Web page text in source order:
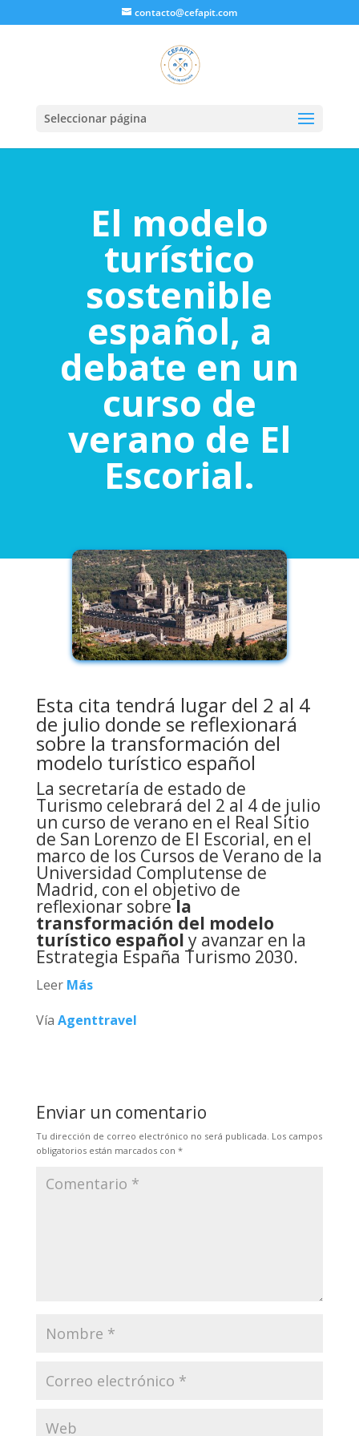
contacto@cefapit.com
Seleccionar página
El modelo
turístico
sostenible
español, a
debate en un
curso de
verano de El
Escorial.
Esta cita tendrá lugar del 2 al 4
de julio donde se reflexionará
sobre la transformación del
modelo turístico español
La secretaría de estado de
Turismo celebrará del 2 al 4 de julio
un curso de verano en el Real Sitio
de San Lorenzo de El Escorial, en el
marco de los Cursos de Verano de la
Universidad Complutense de
Madrid, con el objetivo de
reflexionar sobrela
transformación del modelo
turístico español y avanzar en la
Estrategia España Turismo 2030.
Leer Más
Vía Agenttravel
Enviar un comentario
Tu dirección de correo electrónico no será publicada. Los campos
obligatorios están marcados con *